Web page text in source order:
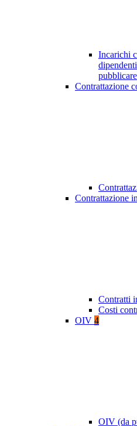
Incarichi
Contrattazione
Contrattazione
Contratti
Costi
OIV 4
OIV (da